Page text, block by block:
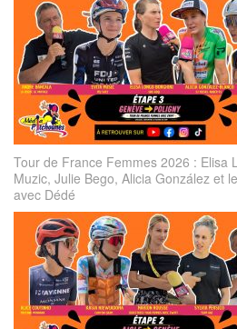
Tour de France Femmes 2026 : Elisa
Muzic, Julie Bego, Alicia González et
avec Dédé